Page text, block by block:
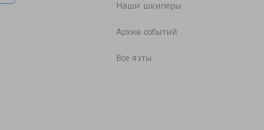
Наши шкиперы
Архив событий
Все яхты